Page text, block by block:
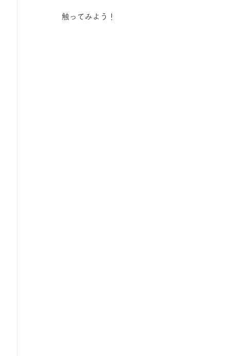
触ってみよう！